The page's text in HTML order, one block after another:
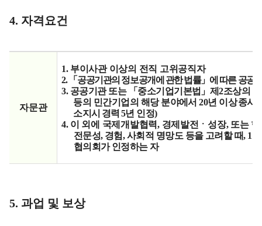
4. 자격요건
자문관
1. 부이사관 이상의 전직 고위공직자
2. 「공공기관의 정보공개에 관한 법률」에 따른 공공
3. 공공기관 또는 「중소기업기본법」제2조상의
등의 민간기업의 해당 분야에서 20년 이 상 종사
소지시 경력 5년 인정)
4. 이 외에 국제개발협력, 경제발전ㆍ성장, 또는
전문성, 경험, 사회적 명망도 등을 고려할 때, 1
협의회가 인정하는 자
5. 과업 및 보상